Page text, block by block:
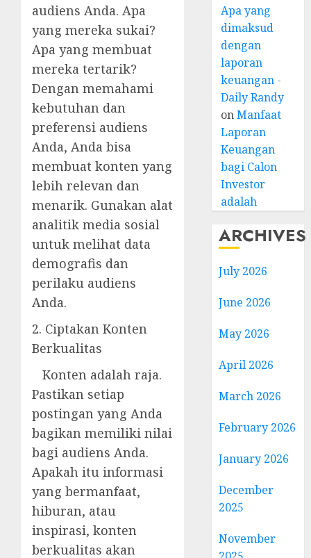
audiens Anda. Apa
yang mereka sukai?
Apa yang membuat
mereka tertarik?
Dengan memahami
kebutuhan dan
preferensi audiens
Anda, Anda bisa
membuat konten yang
lebih relevan dan
menarik. Gunakan alat
analitik media sosial
untuk melihat data
demografis dan
perilaku audiens
Anda.
2. Ciptakan Konten
Berkualitas
Konten adalah raja.
Pastikan setiap
postingan yang Anda
bagikan memiliki nilai
bagi audiens Anda.
Apakah itu informasi
yang bermanfaat,
hiburan, atau
inspirasi, konten
berkualitas akan
Apa yang
dimaksud
dengan
laporan
keuangan -
Daily Randy
onManfaat
Laporan
Keuangan
bagi Calon
Investor
adalah
ARCHIVES
July 2026
June 2026
May 2026
April 2026
March 2026
February 2026
January 2026
December
2025
November